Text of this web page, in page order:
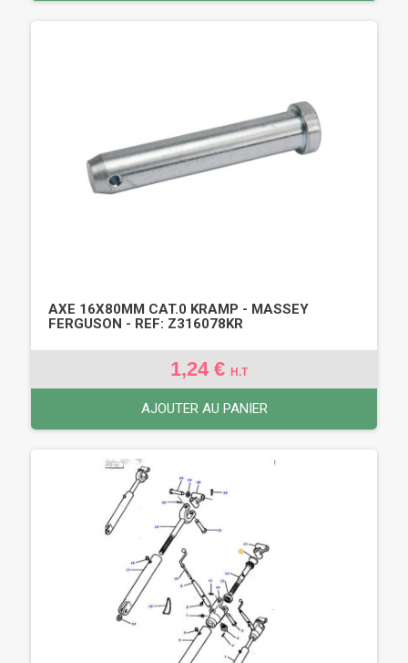
AXE 16X80MM CAT.0 KRAMP - MASSEY
FERGUSON - REF: Z316078KR
1,24 € H.T
AJOUTER AU PANIER